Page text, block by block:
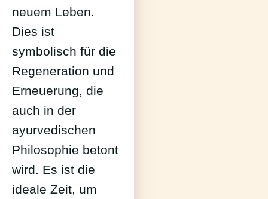
neuem Leben.
Dies ist
symbolisch für die
Regeneration und
Erneuerung, die
auch in der
ayurvedischen
Philosophie betont
wird. Es ist die
ideale Zeit, um